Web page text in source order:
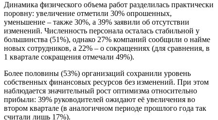
Динамика физического объема работ разделилась практически
поровну: увеличение отметили 30% опрошенных,
уменьшение – также 30%, а 39% заявили об отсутствии
изменений. Численность персонала осталась стабильной у
большинства (51%), однако 27% компаний сообщили о найме
новых сотрудников, а 22% – о сокращениях (для сравнения, в
1 квартале сокращения отмечали 49%).
Более половины (53%) организаций сохранили уровень
собственных финансовых ресурсов без изменений. При этом
наблюдается значительный рост оптимизма относительно
прибыли: 39% руководителей ожидают её увеличения во
втором квартале (в аналогичном периоде прошлого года так
считали лишь 17%).